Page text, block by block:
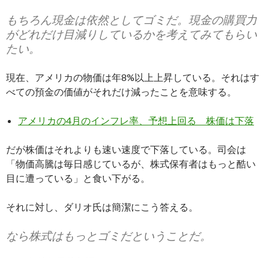
もちろん現金は依然としてゴミだ。現金の購買力
がどれだけ目減りしているかを考えてみてもらい
たい。
現在、アメリカの物価は年8%以上上昇している。それはす
べての預金の価値がそれだけ減ったことを意味する。
アメリカの4月のインフレ率、予想上回る 株価は下落
だが株価はそれよりも速い速度で下落している。司会は
「物価高騰は毎日感じているが、株式保有者はもっと酷い
目に遭っている」と食い下がる。
それに対し、ダリオ氏は簡潔にこう答える。
なら株式はもっとゴミだということだ。